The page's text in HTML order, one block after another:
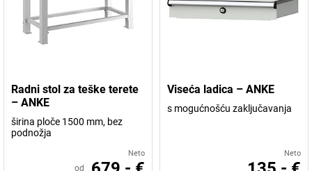
Radni stol za teške terete
– ANKE
širina ploče 1500 mm, bez
podnožja
Neto
od
Viseća ladica – ANKE
s mogućnošću zaključavanja
Neto